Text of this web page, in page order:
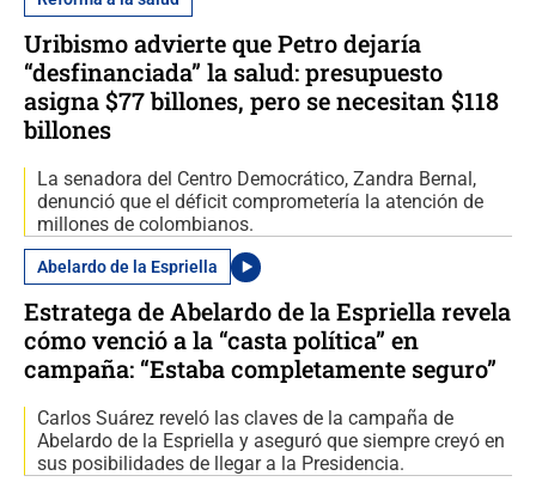
Uribismo advierte que Petro dejaría
“desfinanciada” la salud: presupuesto
asigna $77 billones, pero se necesitan $118
billones
La senadora del Centro Democrático, Zandra Bernal,
denunció que el déficit comprometería la atención de
millones de colombianos.
Abelardo de la Espriella
Estratega de Abelardo de la Espriella revela
cómo venció a la “casta política” en
campaña: “Estaba completamente seguro”
Carlos Suárez reveló las claves de la campaña de
Abelardo de la Espriella y aseguró que siempre creyó en
sus posibilidades de llegar a la Presidencia.